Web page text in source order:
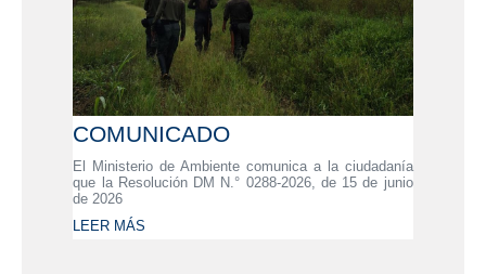
COMUNICADO
El Ministerio de Ambiente comunica a la ciudadanía
que la Resolución DM N.° 0288-2026, de 15 de junio
de 2026
LEER MÁS